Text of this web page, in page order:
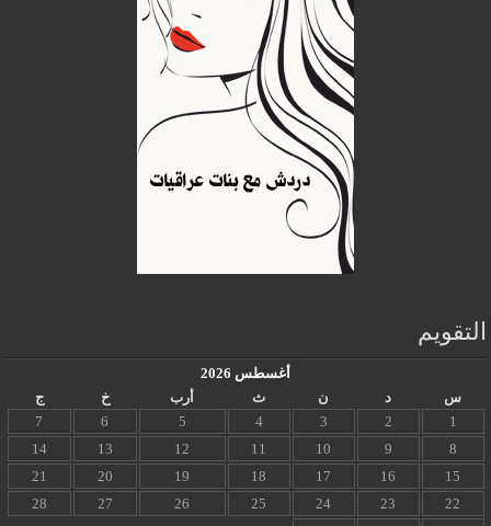
التقويم
أغسطس 2026
س
د ن ث أرب خ
ج
1
2
3
4
5
6
7
8
9
10
11
12
13
14
15
16
17
18
19
20
21
22
23
24
25
26
27
28